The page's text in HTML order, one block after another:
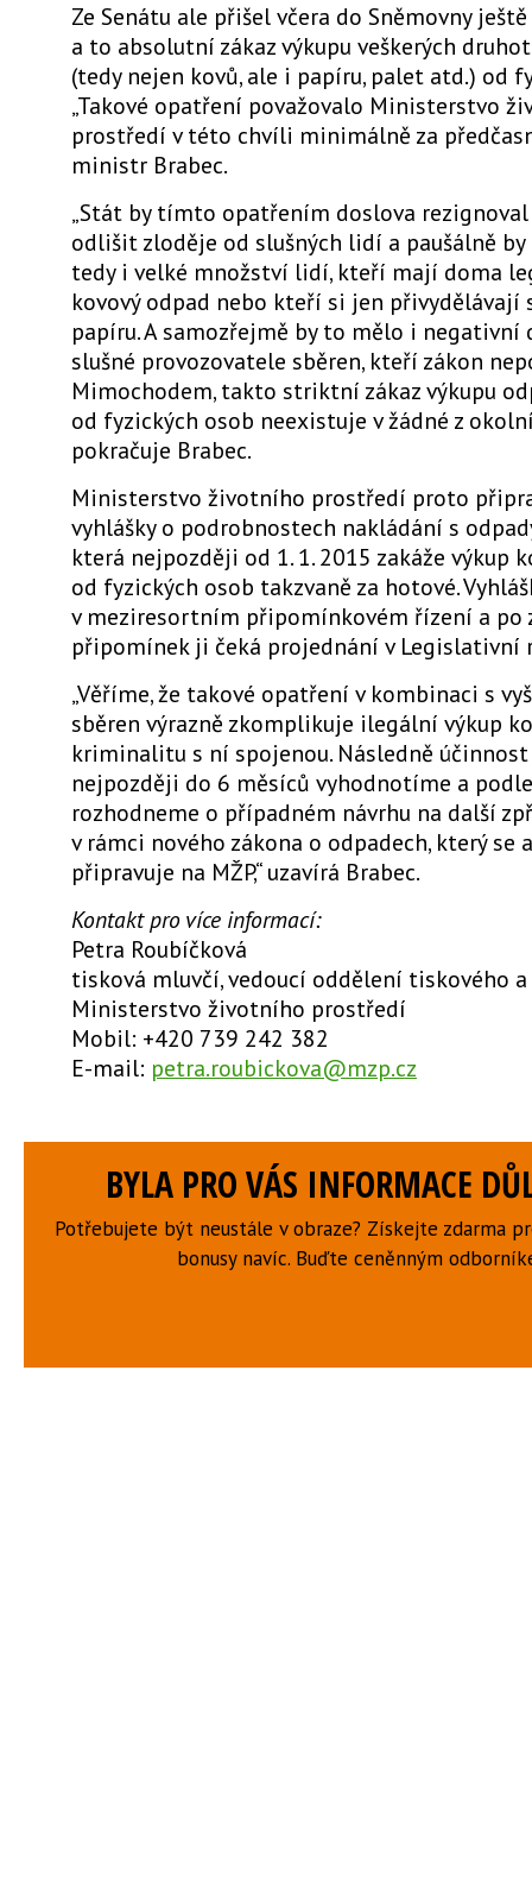
Ze Senátu ale přišel včera do Sněmovny
a to absolutní zákaz výkupu veškerých
(tedy nejen kovů, ale i papíru, palet atd.) od
„Takové opatření považovalo Ministerstvo
prostředí v této chvíli minimálně za
ministr Brabec.
„Stát by tímto opatřením doslova
odlišit zloděje od slušných lidí a paušálně by
tedy i velké množství lidí, kteří mají doma
kovový odpad nebo kteří si jen přivydělávají
papíru. A samozřejmě by to mělo i negativní
slušné provozovatele sběren, kteří zákon
Mimochodem, takto striktní zákaz výkupu
od fyzických osob neexistuje v žádné z
pokračuje Brabec.
Ministerstvo životního prostředí proto
vyhlášky o podrobnostech nakládání s
která nejpozději od 1. 1. 2015 zakáže výkup
od fyzických osob takzvaně za hotové.
v meziresortním připomínkovém řízení a po
připomínek ji čeká projednání v Legislativní
„Věříme, že takové opatření v kombinaci s
sběren výrazně zkomplikuje ilegální výkup
kriminalitu s ní spojenou. Následně
nejpozději do 6 měsíců vyhodnotíme a
rozhodneme o případném návrhu na další
v rámci nového zákona o odpadech, který se
připravuje na MŽP,“ uzavírá Brabec.
Kontakt pro více informací:
Petra Roubíčková
tisková mluvčí, vedoucí oddělení tiskového a
Ministerstvo životního prostředí
Mobil: +420 739 242 382
E-mail: petra.roubickova@mzp.cz
BYLA PRO VÁS INFORMACE
Potřebujete být neustále v obraze? Získejte zdarma
bonusy navíc. Buďte ceněnným